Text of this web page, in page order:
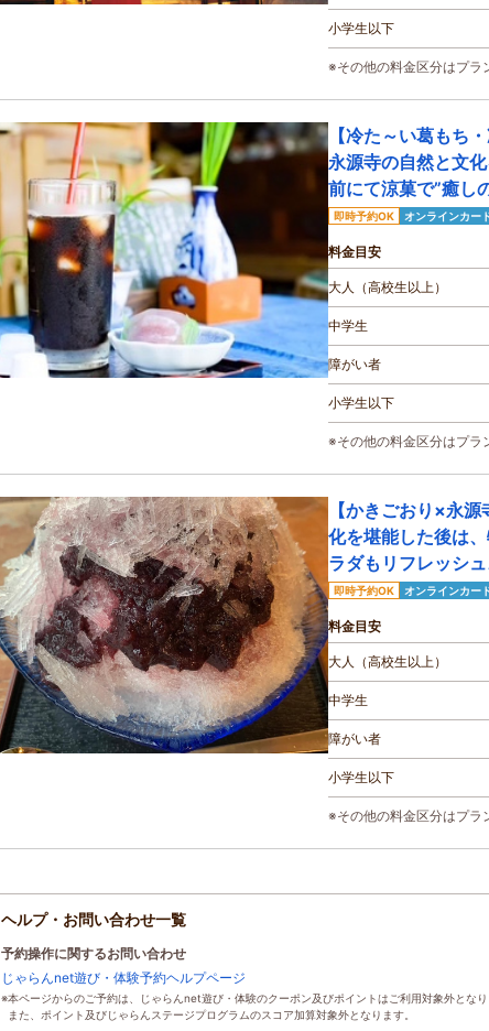
小学生以下
※その他の料金区分はプラ
【冷た～い葛もち
永源寺の自然と文
前にて涼菓で”癒し
即時予約OK オンラインカー
料金目安
大人（高校生以上）
中学生
障がい者
小学生以下
※その他の料金区分はプラ
【かきごおり×永
化を堪能した後は
ラダもリフレッシュ
即時予約OK オンラインカー
料金目安
大人（高校生以上）
中学生
障がい者
小学生以下
※その他の料金区分はプラ
ヘルプ・お問い合わせ一覧
予約操作に関するお問い合わせ
じゃらんnet遊び・体験予約ヘルプページ
本ページからのご予約は、じゃらんnet遊び・体験のクーポン及びポイントはご利用対象外となり
また、ポイント及びじゃらんステージプログラムのスコア加算対象外となります。